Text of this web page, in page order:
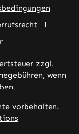
zzgl.
wenn
vorbehalten.